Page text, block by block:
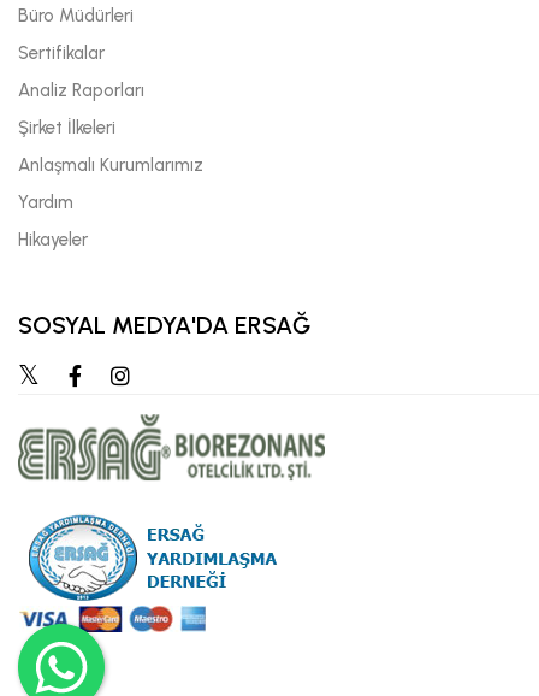
Büro Müdürleri
Sertifikalar
Analiz Raporları
Şirket İlkeleri
Anlaşmalı Kurumlarımız
Yardım
Hikayeler
SOSYAL MEDYA'DA ERSAĞ